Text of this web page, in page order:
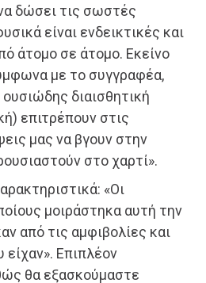
δώσει τις σωστές
είναι ενδεικτικές και
άτομο σε άτομο. Εκείνο
με το συγγραφέα,
ουσιώδης διαισθητική
επιτρέπουν στις
μας να βγουν στην
στο χαρτί».
«Οι
μοιράστηκα αυτή την
από τις αμφιβολίες και
είχαν». Επιπλέον
θα εξασκούμαστε